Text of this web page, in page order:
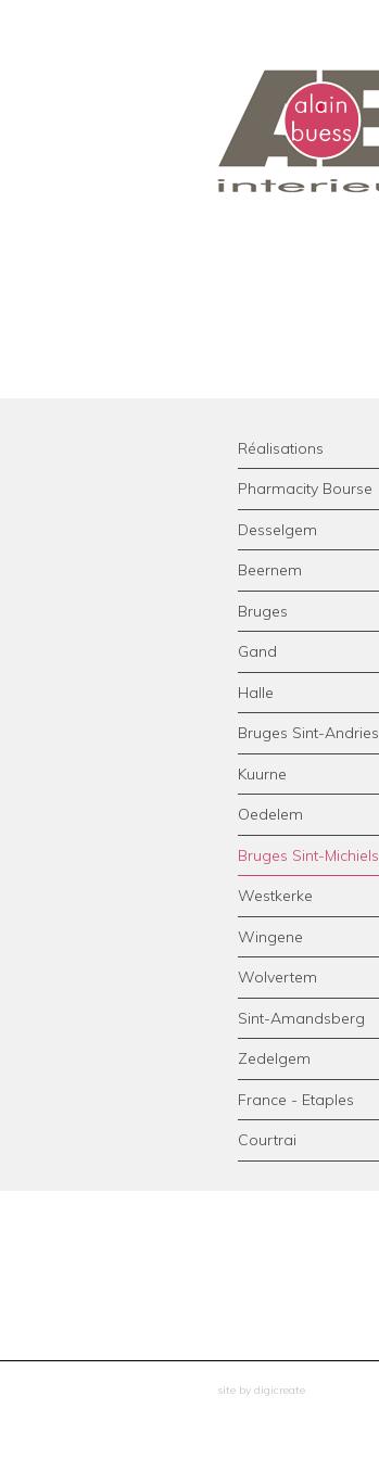
Réalisations
Pharmacity Bourse
Desselgem
Beernem
Bruges
Gand
Halle
Bruges Sint-Andries
Kuurne
Oedelem
Bruges Sint-Michiels
Westkerke
Wingene
Wolvertem
Sint-Amandsberg
Zedelgem
France - Etaples
Courtrai
site by digicreate